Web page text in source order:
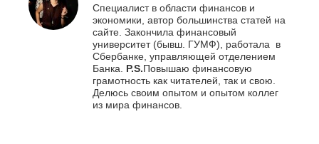
Специалист в области финансов и
экономики, автор большинства статей на
сайте. Закончила финансовый
университет (бывш. ГУМФ), работала в
Сбербанке, управляющей отделением
Банка. P.S. Повышаю финансовую
грамотность как читателей, так и свою.
Делюсь своим опытом и опытом коллег
из мира финансов.